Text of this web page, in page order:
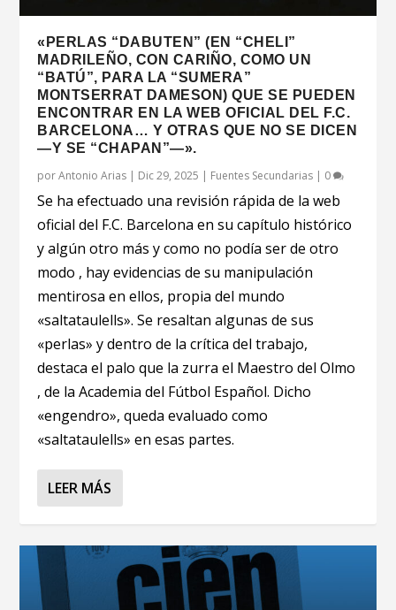
«PERLAS “DABUTEN” (EN “CHELI”
MADRILEÑO, CON CARIÑO, COMO UN
“BATÚ”, PARA LA “SUMERA”
MONTSERRAT DAMESON) QUE SE PUEDEN
ENCONTRAR EN LA WEB OFICIAL DEL F.C.
BARCELONA… Y OTRAS QUE NO SE DICEN
—Y SE “CHAPAN”—».
porAntonio Arias | Dic 29, 2025 | Fuentes Secundarias | 0
Se ha efectuado una revisión rápida de la web
oficial del F.C. Barcelona en su capítulo histórico
y algún otro más y como no podía ser de otro
modo , hay evidencias de su manipulación
mentirosa en ellos, propia del mundo
«saltataulells». Se resaltan algunas de sus
«perlas» y dentro de la crítica del trabajo,
destaca el palo que la zurra el Maestro del Olmo
, de la Academia del Fútbol Español. Dicho
«engendro», queda evaluado como
«saltataulells» en esas partes.
LEER MÁS